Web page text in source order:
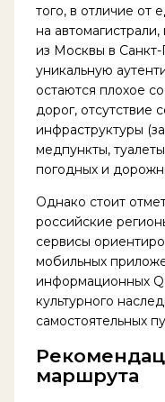
того, в отличие от
на
из Москвы в
уникальную
остаются плохое
дорог, отсутствие
инфраструктуры
медпункты,
погодных и
Однако стоит
российские
сервисы
мобильных
информационных
культурного
самостоятельных
маршрута